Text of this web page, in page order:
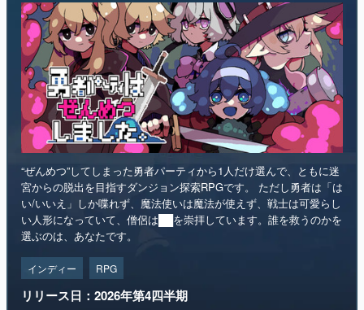
“ぜんめつ”してしまった勇者パーティから1人だけ選んで、ともに迷
宮からの脱出を目指すダンジョン探索RPGです。 ただし勇者は「は
い/いいえ」しか喋れず、魔法使いは魔法が使えず、戦士は可愛らし
い人形になっていて、僧侶は██を崇拝しています。誰を救うのかを
選ぶのは、あなたです。
インディー RPG
リリース日：2026年第4四半期